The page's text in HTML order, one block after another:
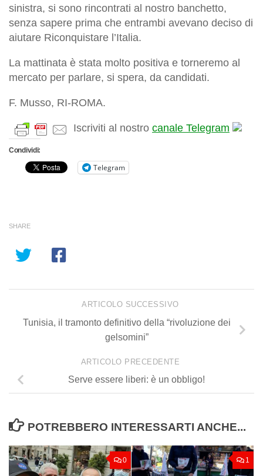
sinistra, si sono rincontrati al nostro banchetto,
senza sapere prima che entrambi avevano deciso di
aiutare Riconquistare l’Italia.
La mattinata è stata molto positiva e torneremo al
mercato per parlare, si spera, da candidati.
F. Musso, RI-ROMA.
Iscriviti al nostro canale Telegram
Condividi:
Telegram
SHARE
ARTICOLO SUCCESSIVO
Tunisia, il tramonto definitivo della “rivoluzione dei
gelsomini”
ARTICOLO PRECEDENTE
Serve essere liberi: è un obbligo!
POTREBBERO INTERESSARTI ANCHE...
0 1